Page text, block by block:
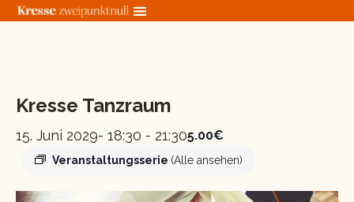
Zum
Kresse Tanzraum
15. Juni 2029- 18:30 - 21:30
Veranstaltungsserie (Alle ansehen)
5.00€